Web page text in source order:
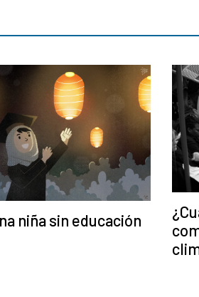
niña sin educación